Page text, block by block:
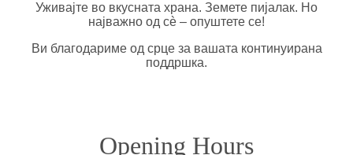
Уживајте во вкусната храна. Земете пијалак. Но
најважно од сè – опуштете се!
Ви благодариме од срце за вашата континуирана
поддршка.
Opening Hours